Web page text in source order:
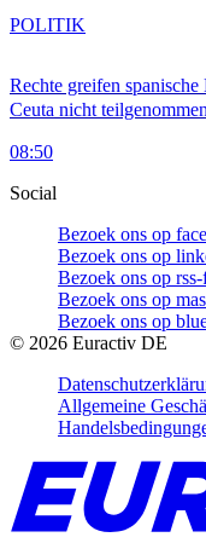
Rechte greifen
Ceuta nicht
08:50
POLITIK
Social
Bezoek ons op
Bezoek ons op
Bezoek ons op rss-
Bezoek ons op
Bezoek ons op
© 2026 Euractiv DE
Allgemeine